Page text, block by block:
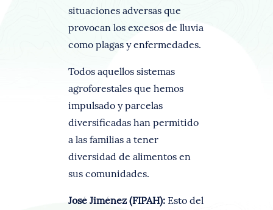
situaciones adversas que
provocan los excesos de lluvia
como plagas y enfermedades.
Todos aquellos sistemas
agroforestales que hemos
impulsado y parcelas
diversificadas han permitido
a las familias a tener
diversidad de alimentos en
sus comunidades.
José Jiménez (FIPAH): Esto del